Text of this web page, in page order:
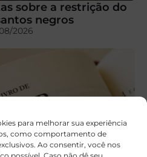
para melhorar sua experiência
como comportamento de
Ao consentir, você nos
sobre a restrição do
negros
2026